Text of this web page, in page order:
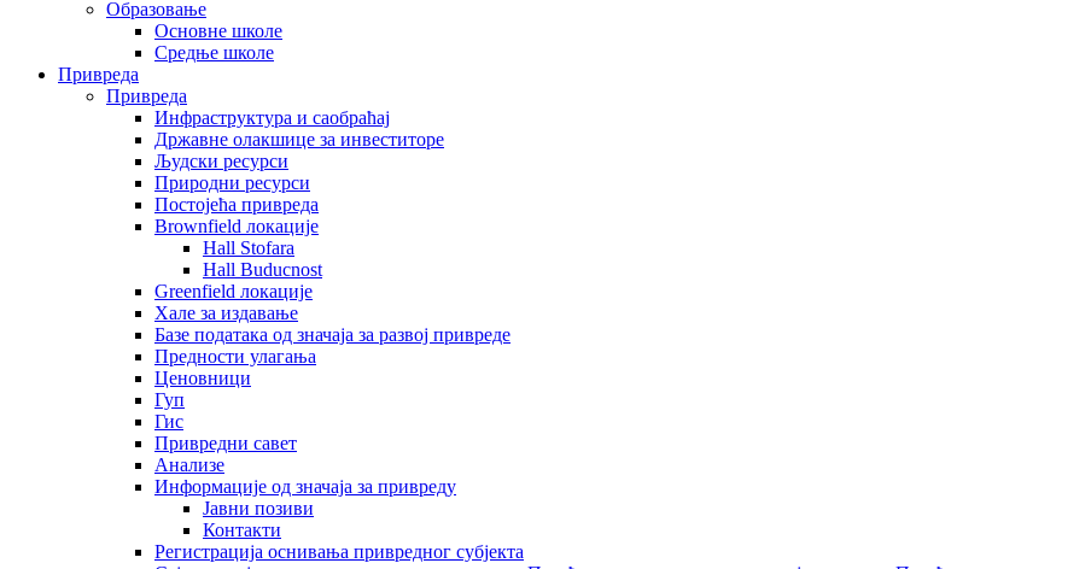
Образовање
Основне школе
Средње школе
Привреда
Привреда
Инфраструктура и саобраћај
Државне олакшице за инвеститоре
Људски ресурси
Природни ресурси
Постојећа привреда
Brownfield локације
Hall Stofara
Hall Buducnost
Greenfield локације
Хале за издавање
Базе података од значаја за развој привреде
Предности улагања
Ценовници
Гуп
Гис
Привредни савет
Aнализе
Информације од значаја за привреду
Јавни позиви
Контакти
Регистрација оснивања привредног субјекта